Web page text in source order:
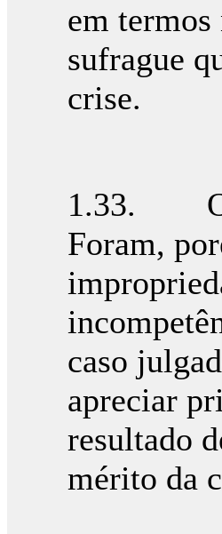
em
sufrague
crise.
1.33. O
Foram,
caso
apreciar
resultado
mérito da